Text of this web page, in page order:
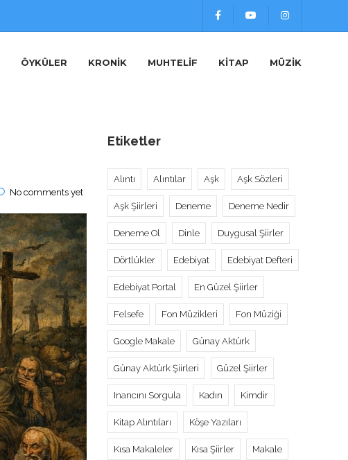
ÖYKÜLER KRONIK MUHTELIF KITAP MÜZIK
No comments yet
Etiketler
Alıntı Alıntılar Aşk Aşk Sözleri
Aşk Şiirleri Deneme Deneme Nedir
Deneme Ol Dinle Duygusal Şiirler
Dörtlükler Edebiyat Edebiyat Defteri
Edebiyat Portal En Güzel Şiirler
Felsefe Fon Müzikleri Fon Müziği
Google Makale Günay Aktürk
Günay Aktürk Şiirleri Güzel Şiirler
Inancını Sorgula Kadın Kimdir
Kitap Alıntıları Köşe Yazıları
Kısa Makaleler Kısa Şiirler Makale